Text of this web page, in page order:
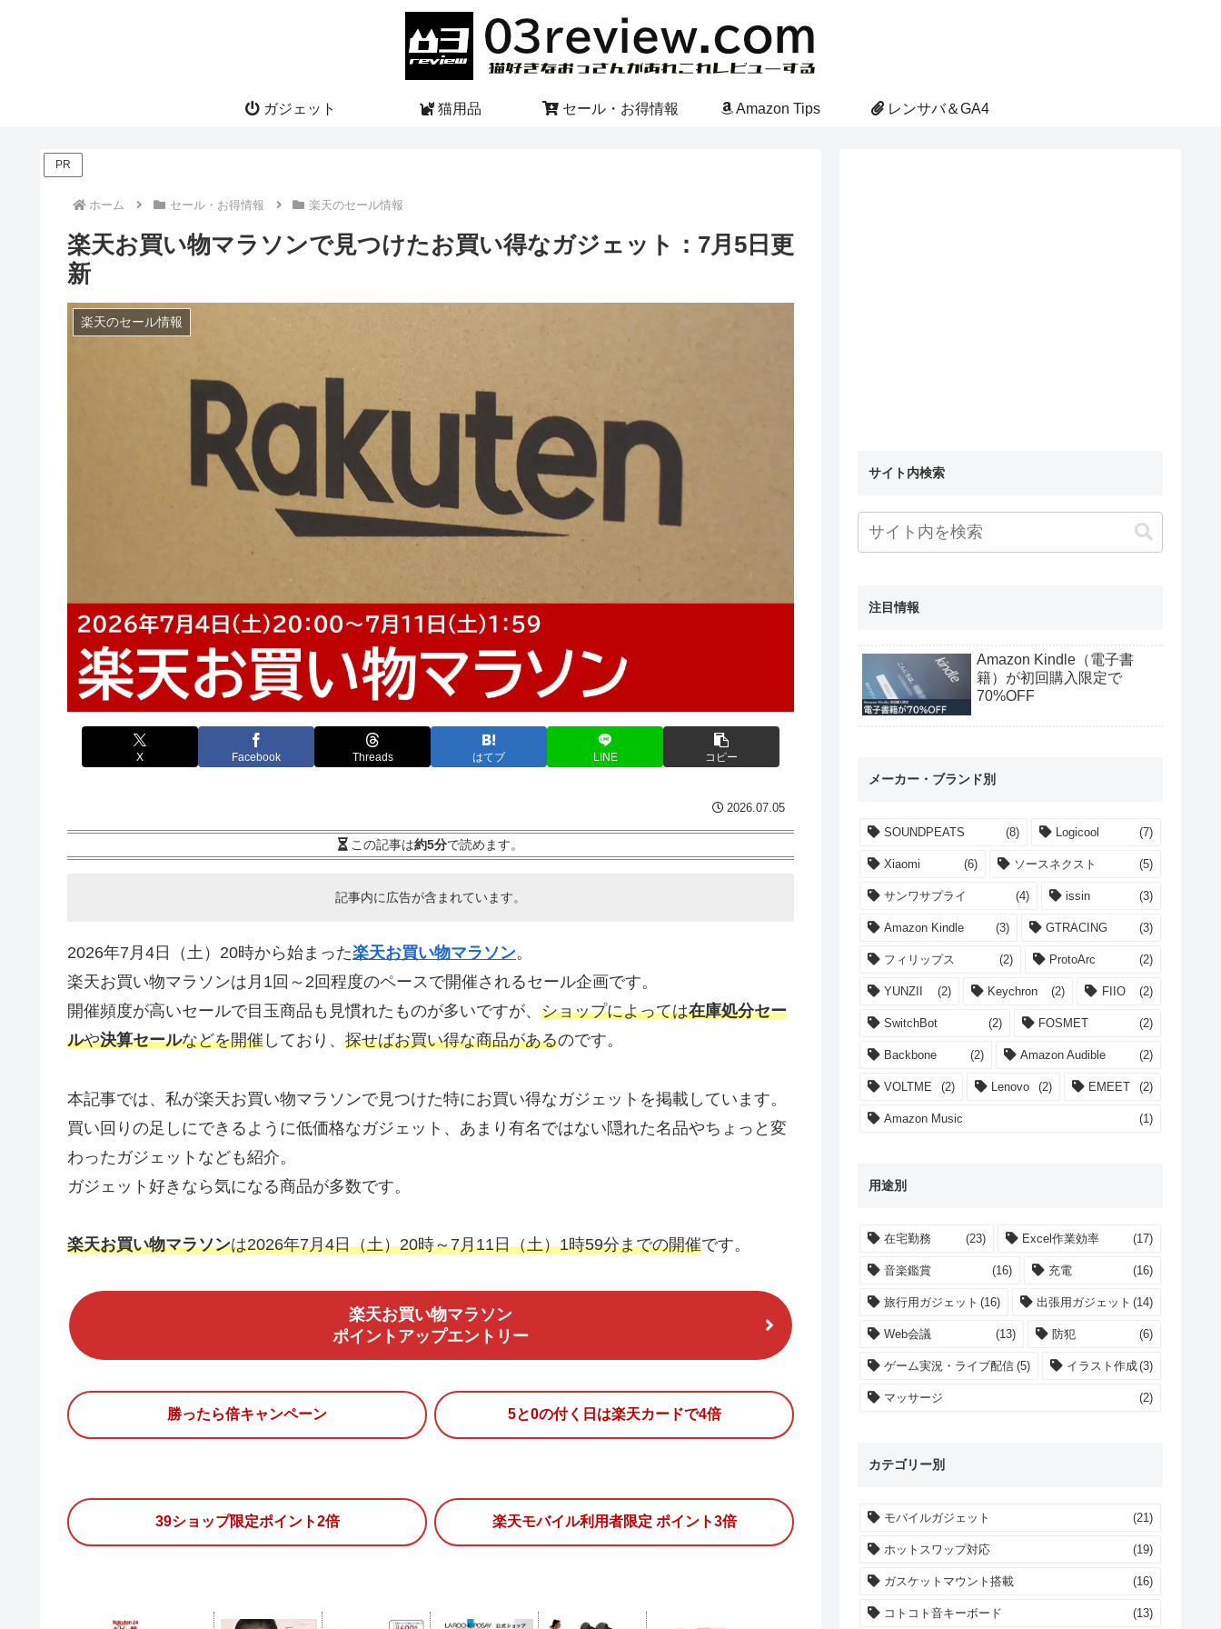
ガジェット 猫用品 セール・お得情報 Amazon Tips レンサバ＆GA4
PR
ホーム セール・お得情報 楽天のセール情報
楽天お買い物マラソンで見つけたお買い得なガジェット：7月5日更
新
楽天のセール情報
X Facebook Threads はてブ LINE コピー
2026.07.05
この記事は約5分で読めます。
記事内に広告が含まれています。
2026年7月4日（土）20時から始まった楽天お買い物マラソン。
楽天お買い物マラソンは月1回～2回程度のペースで開催されるセール企画です。
開催頻度が高いセールで目玉商品も見慣れたものが多いですが、 ショップによっては在庫処分セー
ルや決算セールなどを開催 しており、 探せばお買い得な商品があるのです。
本記事では、私が楽天お買い物マラソンで見つけた特にお買い得なガジェットを掲載しています。
買い回りの足しにできるように低価格なガジェット、あまり有名ではない隠れた名品やちょっと変
わったガジェットなども紹介。
ガジェット好きなら気になる商品が多数です。
楽天お買い物マラソンは2026年7月4日（土）20時～7月11日（土）1時59分までの開催です。
楽天お買い物マラソン
ポイントアップエントリー
勝ったら倍キャンペーン 5と0の付く日は楽天カードで4倍
39ショップ限定ポイント2倍 楽天モバイル利用者限定 ポイント3倍
サイト内検索
注目情報
Amazon Kindle（電子書
籍）が初回購入限定で
70%OFF
メーカー・ブランド別
SOUNDPEATS (8) Logicool (7)
Xiaomi (6) ソースネクスト (5)
サンワサプライ (4) issin (3)
Amazon Kindle (3) GTRACING (3)
フィリップス (2) ProtoArc (2)
YUNZII (2) Keychron (2) FIIO (2)
SwitchBot (2) FOSMET (2)
Backbone (2) Amazon Audible (2)
VOLTME (2) Lenovo (2) EMEET (2)
Amazon Music (1)
用途別
在宅勤務 (23) Excel作業効率 (17)
音楽鑑賞 (16) 充電 (16)
旅行用ガジェット (16) 出張用ガジェット (14)
Web会議 (13) 防犯 (6)
ゲーム実況・ライブ配信 (5) イラスト作成(3)
マッサージ (2)
カテゴリー別
モバイルガジェット (21)
ホットスワップ対応 (19)
ガスケットマウント搭載 (16)
コトコト音キーボード (13)